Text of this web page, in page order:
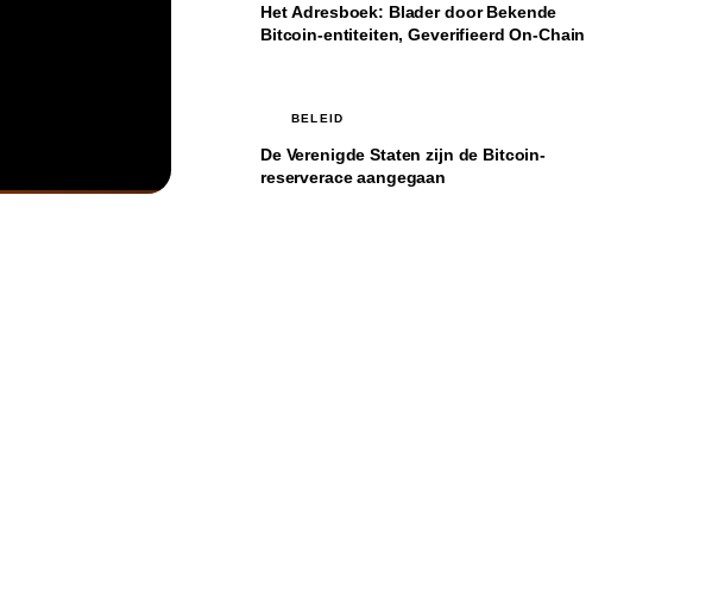
Het Adresboek: Blader door Bekende
Bitcoin-entiteiten, Geverifieerd On-Chain
BELEID
De Verenigde Staten zijn de Bitcoin-
reserverace aangegaan